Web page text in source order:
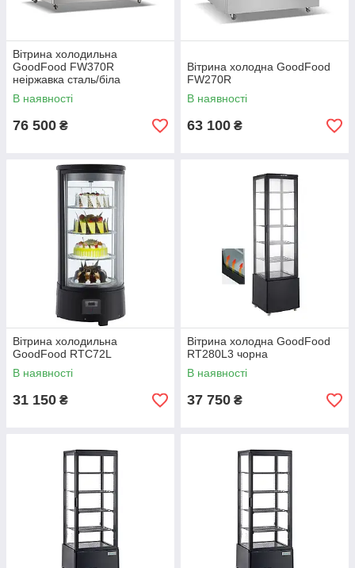
Вітрина холодильна
GoodFood FW370R
неіржавка сталь/біла
В наявності
76 500 ₴
Вітрина холодна GoodFood
FW270R
В наявності
63 100 ₴
Вітрина холодильна
GoodFood RTC72L
В наявності
31 150 ₴
Вітрина холодна GoodFood
RT280L3 чорна
В наявності
37 750 ₴